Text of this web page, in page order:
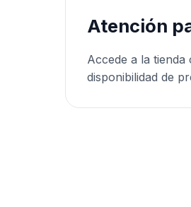
Atención
Accede a la
disponibilidad de